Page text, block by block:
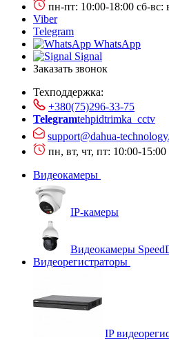
пн-пт: 10:00-18:00 сб-вс:
Viber
Telegram
WhatsApp
Signal
Заказать звонок
Техподдержка:
+380(75)296-33-75
Telegramtehpidtrimka_cctv
support@dahua-
пн, вт, чт, пт: 10:00-15:00
Видеокамеры
IP-камеры
Видеокамеры
Видеорегистраторы
IP